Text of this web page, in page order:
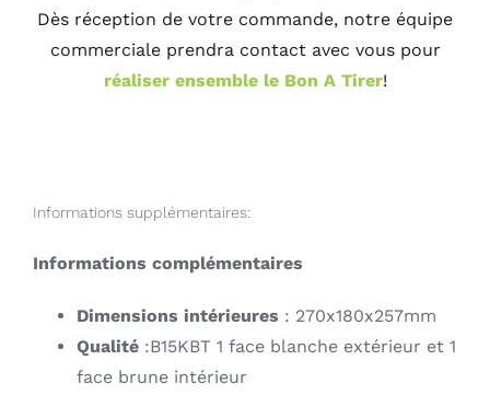
Dès réception de votre commande, notre équipe
commerciale prendra contact avec vous pour
réaliser ensemble le Bon A Tirer!
Informations supplémentaires:
Informations complémentaires
Dimensions intérieures : 270x180x257mm
Qualité:B15KBT 1 face blanche extérieur et 1
face brune intérieur